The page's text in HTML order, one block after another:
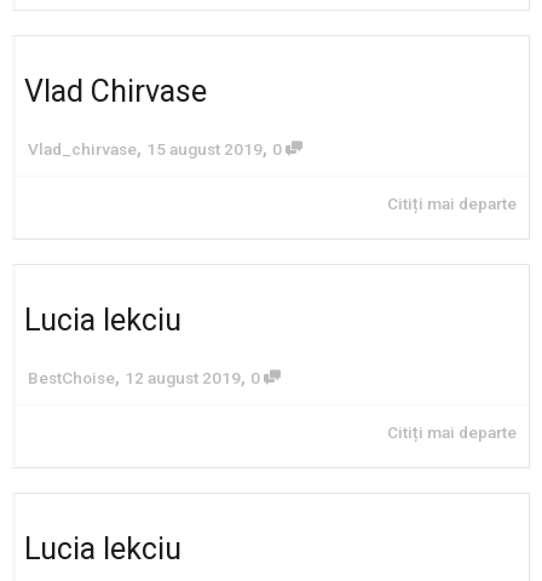
Vlad Chirvase
Vlad_chirvase, 15 august 2019, 0
Citiți mai departe
Lucia Iekciu
BestChoise, 12 august 2019, 0
Citiți mai departe
Lucia Iekciu